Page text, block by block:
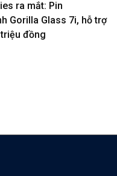
ra mắt: Pin
Gorilla Glass 7i, hỗ trợ
đồng